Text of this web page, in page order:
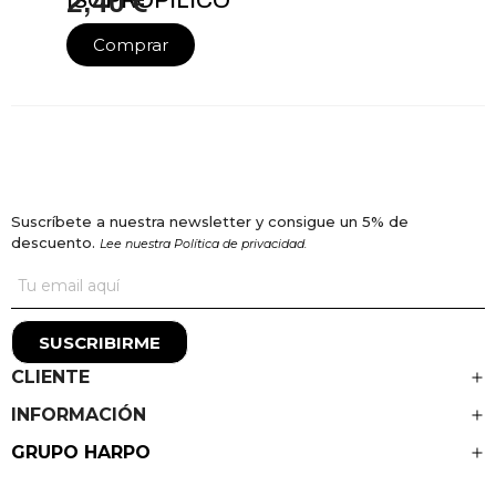
Comprar
Suscríbete a nuestra newsletter y consigue un 5% de
descuento. Lee nuestra Política de privacidad.
SUSCRIBIRME
CLIENTE
INFORMACIÓN
GRUPO HARPO